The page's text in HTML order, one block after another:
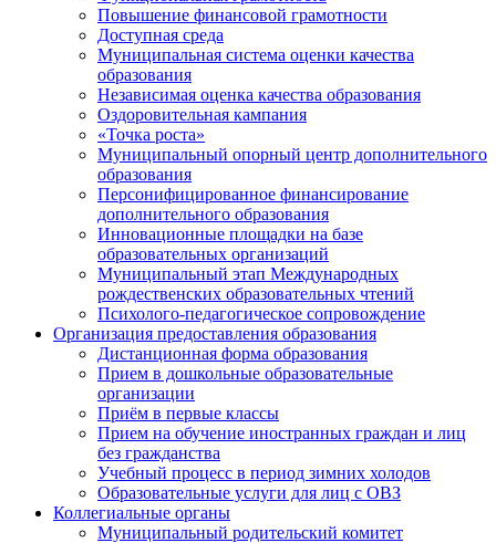
Повышение финансовой грамотности
Доступная среда
Муниципальная система оценки качества
образования
Независимая оценка качества образования
Оздоровительная кампания
«Точка роста»
Муниципальный опорный центр дополнительного
образования
Персонифицированное финансирование
дополнительного образования
Инновационные площадки на базе
образовательных организаций
Муниципальный этап Международных
рождественских образовательных чтений
Психолого-педагогическое сопровождение
Организация предоставления образования
Дистанционная форма образования
Прием в дошкольные образовательные
организации
Приём в первые классы
Прием на обучение иностранных граждан и лиц
без гражданства
Учебный процесс в период зимних холодов
Образовательные услуги для лиц с ОВЗ
Коллегиальные органы
Муниципальный родительский комитет